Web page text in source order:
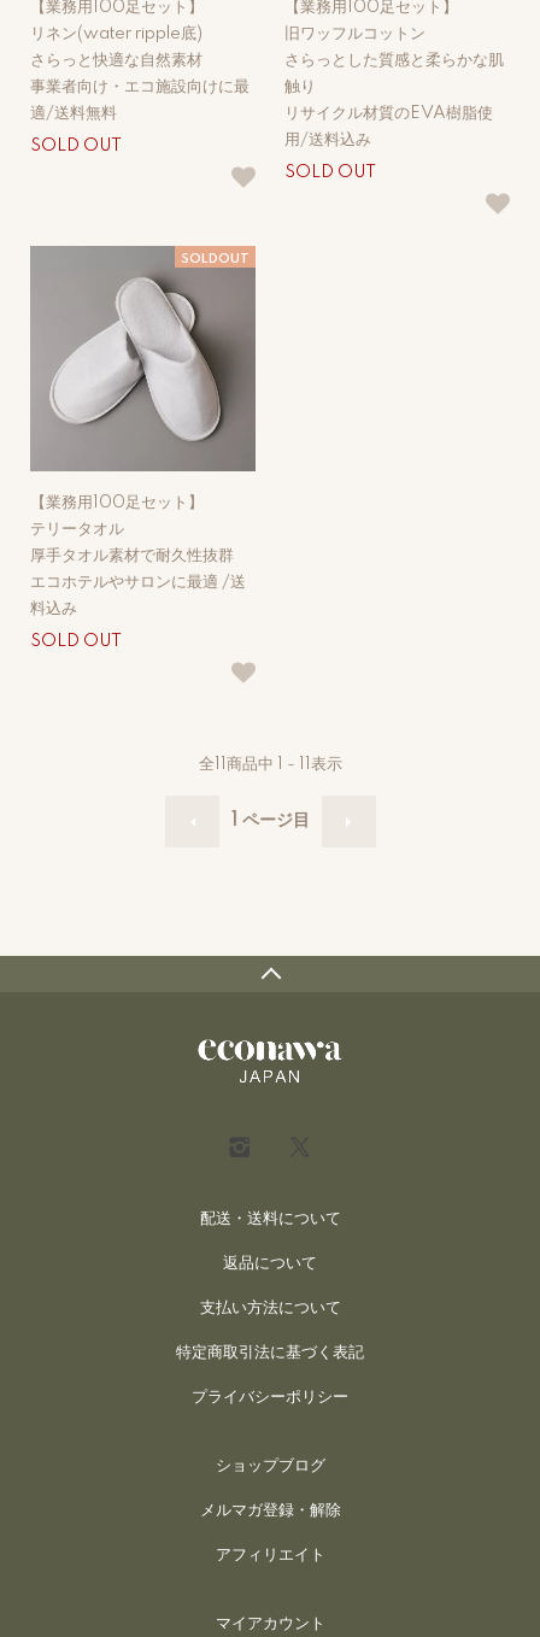
【業務用100足セット】
リネン(water ripple底)
さらっと快適な自然素材
事業者向け・エコ施設向けに最
適/送料無料
SOLD OUT
【業務用100足セット】
旧ワッフルコットン
さらっとした質感と柔らかな肌
触り
リサイクル材質のEVA樹脂使
用/送料込み
SOLD OUT
SOLDOUT
【業務用100足セット】
テリータオル
厚手タオル素材で耐久性抜群
エコホテルやサロンに最適 /送
料込み
SOLD OUT
全 商品中 1 - 11 表示
ページ目
配送・送料について
返品について
支払い方法について
特定商取引法に基づく表記
プライバシーポリシー
ショップブログ
メルマガ登録・解除
アフィリエイト
マイアカウント